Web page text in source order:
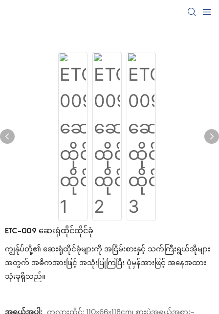
ETC-009 ဆေးရုံထိုင်ထိုင်ခုံ
ကျွန်ုပ်တို့၏ ဆေးရုံထိုင်ခုံများကို အငြိမ်းစားနှင့် သက်ကြီးရွယ်အိုများ
အတွက် အဓိကအားဖြင့် အသုံးပြုကြပြီး ပုံမှန်အားဖြင့် အနေအထား
သုံးခုရှိသည်။
အရွယ်အပါ: ကုလားထိုင်: 110×66×118cm၊ စားပွဲအရွယ်အစား-